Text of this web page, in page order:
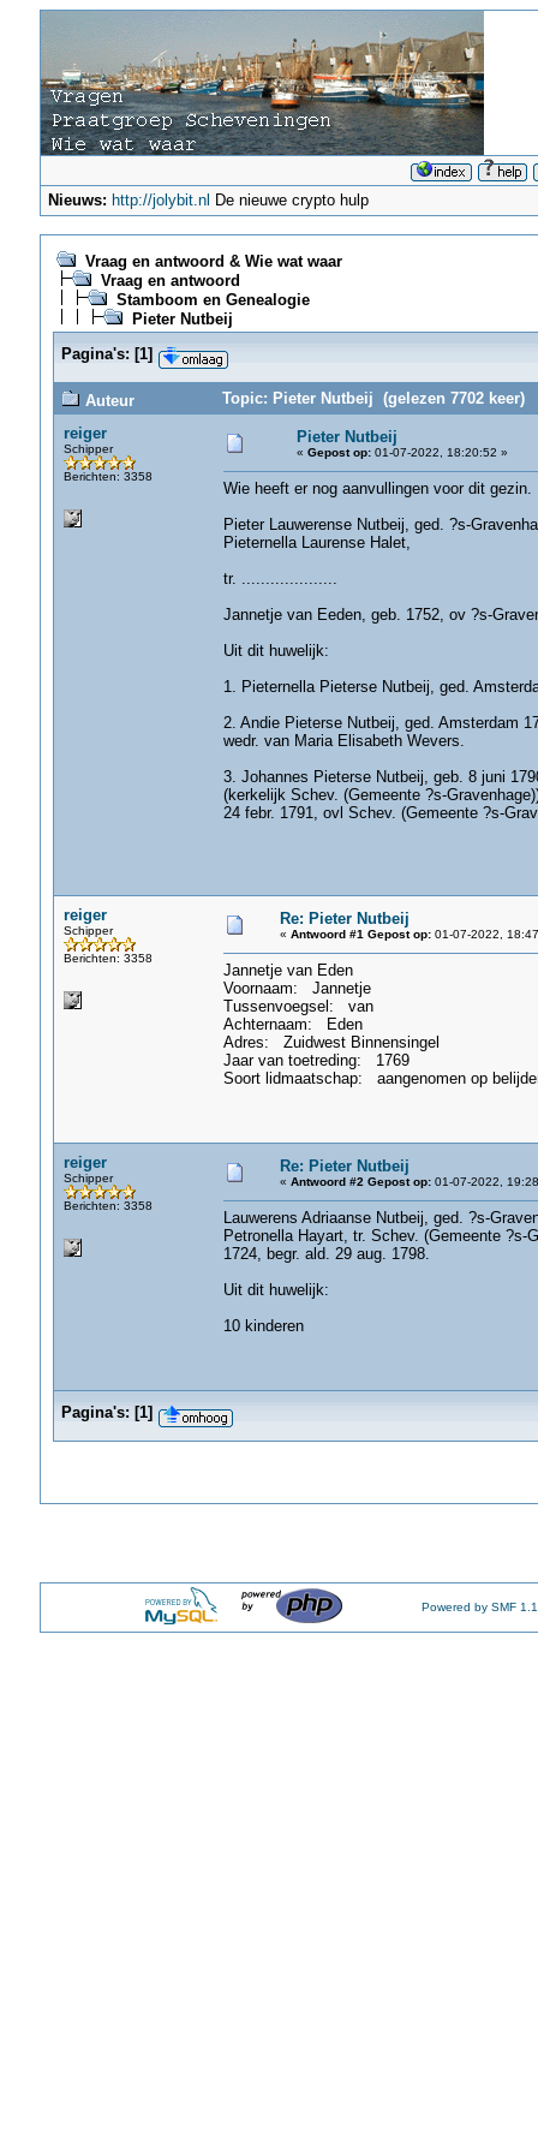
Nieuws: http://jolybit.nl De nieuwe crypto hulp
Vraag en antwoord & Wie wat waar
Vraag en antwoord
Stamboom en Genealogie
Pieter Nutbeij
Pagina's: [1]
Auteur
Topic: Pieter Nutbeij (gelezen 7702 keer)
reiger
Schipper
Berichten: 3358
Pieter Nutbeij
« Gepost op:01-07-2022, 18:20:52 »
Wie heeft er nog aanvullingen voor dit gezin.
Pieter Lauwerense Nutbeij, ged. ?s-
Pieternella Laurense Halet,
tr. ....................
Jannetje van Eeden, geb. 1752, ov ?s-
Uit dit huwelijk:
1. Pieternella Pieterse Nutbeij, ged.
2. Andie Pieterse Nutbeij, ged. Amsterdam
wedr. van Maria Elisabeth Wevers.
3. Johannes Pieterse Nutbeij, geb. 8 juni
(kerkelijk Schev. (Gemeente ?s-
24 febr. 1791, ovl Schev. (Gemeente ?s-
reiger
Schipper
Berichten: 3358
Re: Pieter Nutbeij
« Antwoord #1 Gepost op:01-07-2022,
Jannetje van Eden
Voornaam: Jannetje
Tussenvoegsel: van
Achternaam: Eden
Adres: Zuidwest Binnensingel
Jaar van toetreding: 1769
Soort lidmaatschap: aangenomen op
reiger
Schipper
Berichten: 3358
Re: Pieter Nutbeij
« Antwoord #2 Gepost op:01-07-2022,
Lauwerens Adriaanse Nutbeij, ged. ?s-
Petronella Hayart, tr. Schev. (Gemeente ?s-
1724, begr. ald. 29 aug. 1798.
Uit dit huwelijk:
10 kinderen
Pagina's: [1]
Powered by SMF